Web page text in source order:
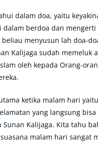
dalam doa, yaitu
berdoa dan
beliau menyusun lah doa-
Kalijaga sudah memeluk
oleh kepada Orang-
ketika malam hari
yang langsung
Sunan Kalijaga. Kita tahu
malam hari sangat